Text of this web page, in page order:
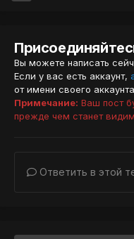
Вы можете написать
Если у вас есть аккаунт,
от имени своего
Примечание: Ваш пост
прежде чем станет
Ответить в этой